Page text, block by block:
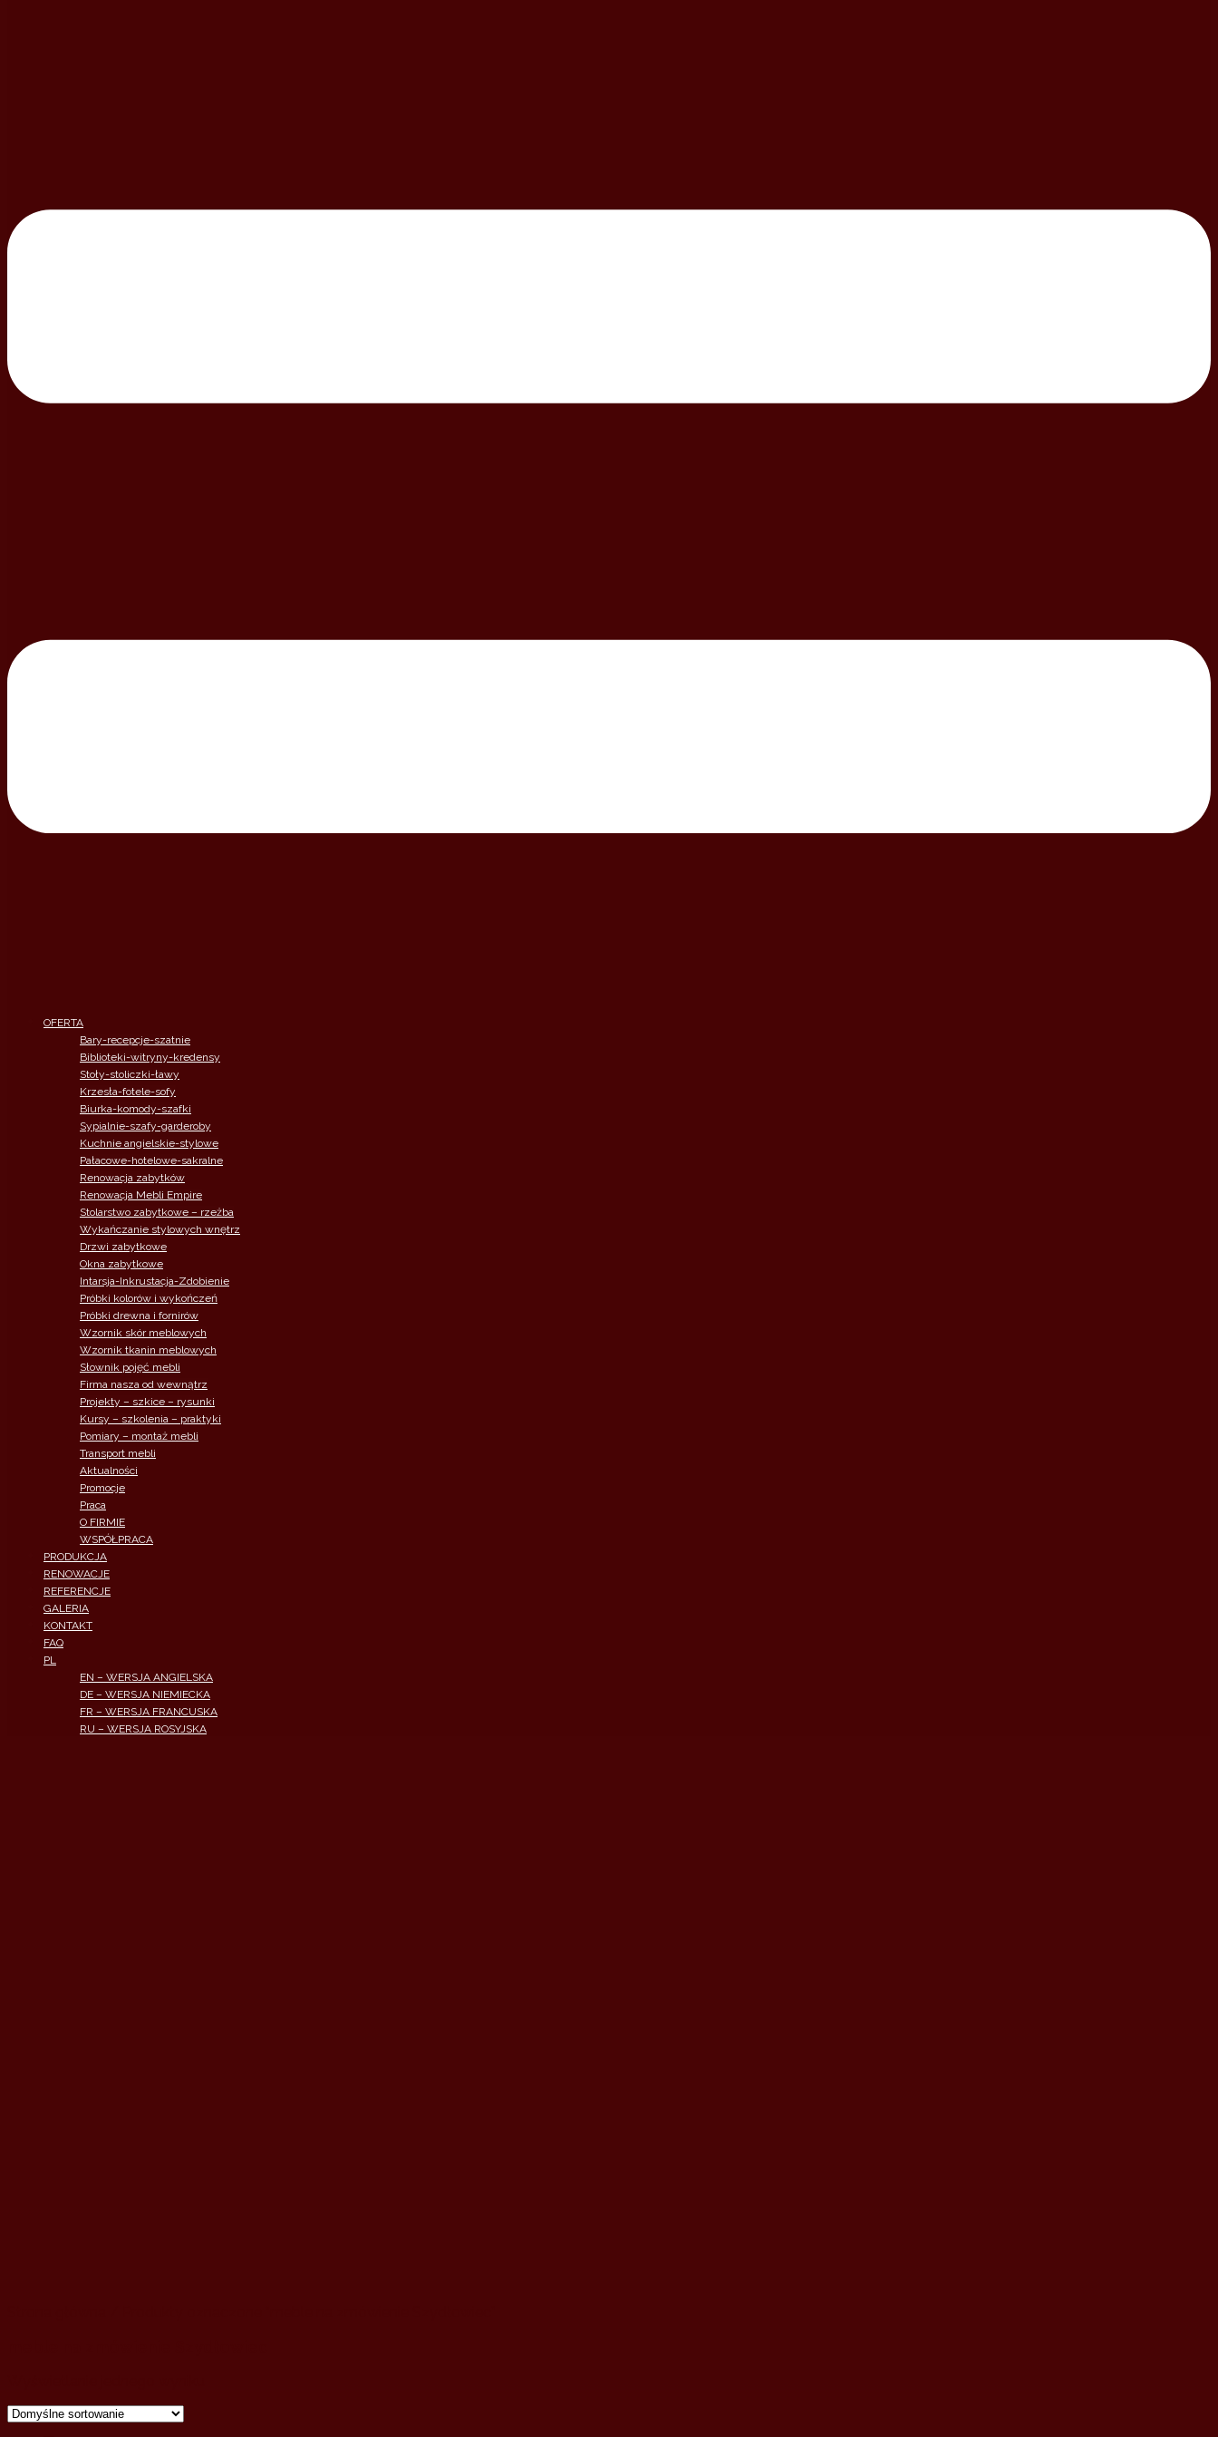
OFERTA
Bary-recepcje-szatnie
Biblioteki-witryny-kredensy
Stoły-stoliczki-ławy
Krzesła-fotele-sofy
Biurka-komody-szafki
Sypialnie-szafy-garderoby
Kuchnie angielskie-stylowe
Pałacowe-hotelowe-sakralne
Renowacja zabytków
Renowacja Mebli Empire
Stolarstwo zabytkowe – rzeżba
Wykańczanie stylowych wnętrz
Drzwi zabytkowe
Okna zabytkowe
Intarsja-Inkrustacja-Zdobienie
Próbki kolorów i wykończeń
Próbki drewna i fornirów
Wzornik skór meblowych
Wzornik tkanin meblowych
Słownik pojęć mebli
Firma nasza od wewnątrz
Projekty – szkice – rysunki
Kursy – szkolenia – praktyki
Pomiary – montaż mebli
Transport mebli
Aktualności
Promocje
Praca
O FIRMIE
WSPÓŁPRACA
PRODUKCJA
RENOWACJE
REFERENCJE
GALERIA
KONTAKT
FAQ
PL
EN – WERSJA ANGIELSKA
DE – WERSJA NIEMIECKA
FR – WERSJA FRANCUSKA
RU – WERSJA ROSYJSKA